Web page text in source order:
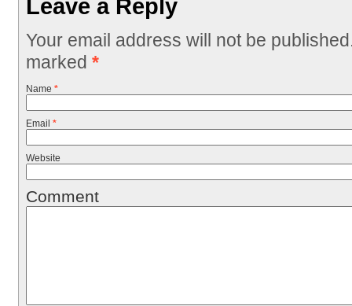
Leave a Reply
Your email address will not be
marked *
Name *
Email *
Website
Comment